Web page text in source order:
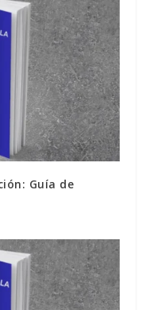
Guía de